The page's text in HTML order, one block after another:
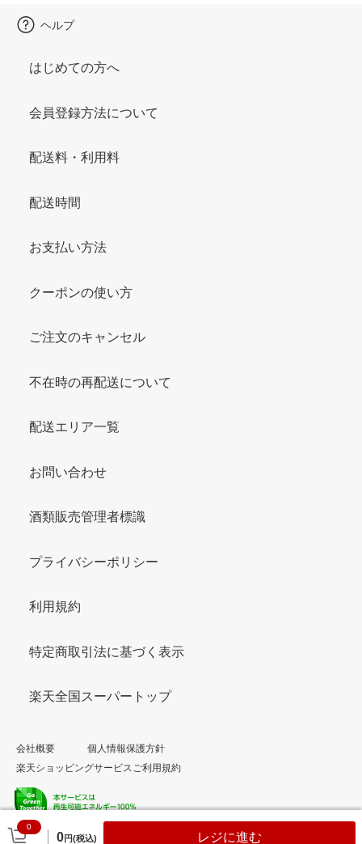
0
0円(税込) レジに進む
ヘルプ
はじめての方へ
会員登録方法について
配送料・利用料
配送時間
お支払い方法
クーポンの使い方
ご注文のキャンセル
不在時の再配送について
配送エリア一覧
お問い合わせ
酒類販売管理者標識
プライバシーポリシー
利用規約
特定商取引法に基づく表示
楽天全国スーパートップ
会社概要
個人情報保護方針
楽天ショッピングサービスご利用規約
© Rakuten Group, Inc.